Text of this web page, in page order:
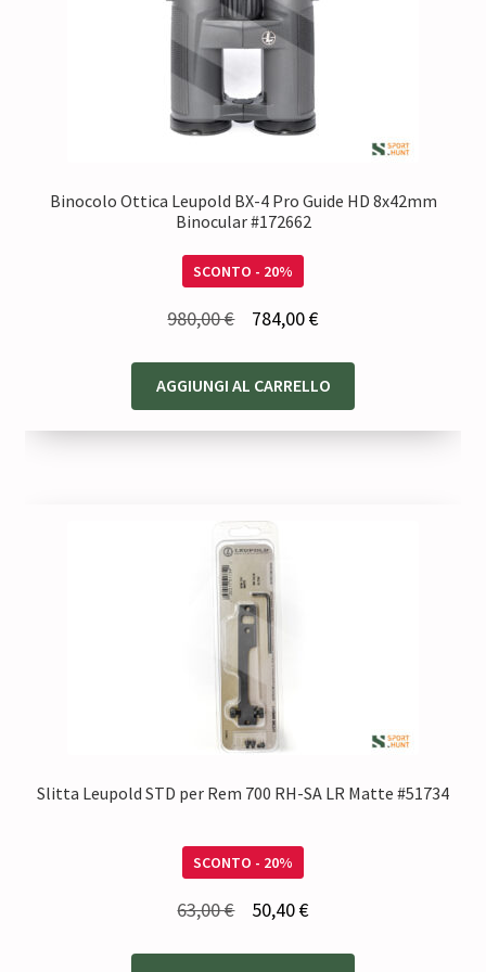
Binocolo Ottica Leupold BX-4 Pro Guide HD 8x42mm
Binocular #172662
SCONTO - 20%
980,00€
originale
era:
784,00€Il
attuale
è:
AGGIUNGI AL CARRELLO
Slitta Leupold STD per Rem 700 RH-SA LR Matte #51734
SCONTO - 20%
63,00€ 50,40€Il